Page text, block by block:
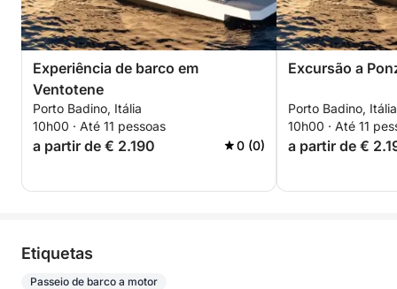
Experiência de barco em
Ventotene
Porto Badino, Itália
10h00 · Até 11 pessoas
a partir de € 2.190 0 (0)
Excursão a
Porto Badino, Itália
10h00 · Até 11
a partir de €
Etiquetas
Passeio de barco a motor